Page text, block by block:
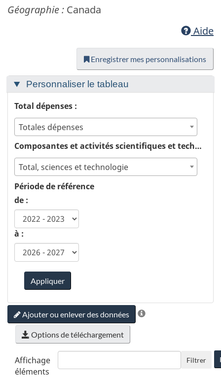
Géographie : Canada
Aide
Enregistrer mes personnalisations
Personnaliser le tableau
Total dépenses :
Totales dépenses
Composantes et activités scientifiques et technologiques :
Total, sciences et technologie
Période de référence
de :
à :
Appliquer
Ajouter ou enlever des données
Options de téléchargement
Affichage
éléments
Filtrer